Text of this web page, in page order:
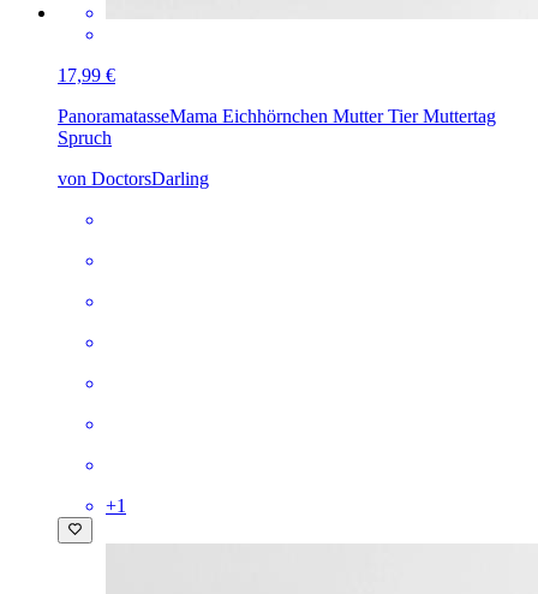
17,99 €
PanoramatasseMama Eichhörnchen Mutter Tier Muttertag
Spruch
von DoctorsDarling
+1